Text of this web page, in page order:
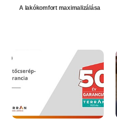
A lakókomfort maximalizálása